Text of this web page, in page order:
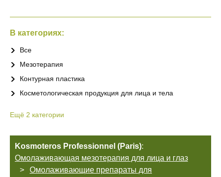
В категориях:
Все
Мезотерапия
Контурная пластика
Косметологическая продукция для лица и тела
Ещё 2 категории
Kosmoteros Professionnel (Paris):
Омолаживающая мезотерапия для лица и глаз
Омолаживающие препараты для